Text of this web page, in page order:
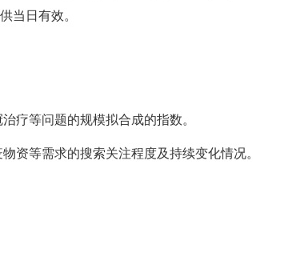
当日有效。
疗等问题的规模拟合成的指数。
资等需求的搜索关注程度及持续变化情况。